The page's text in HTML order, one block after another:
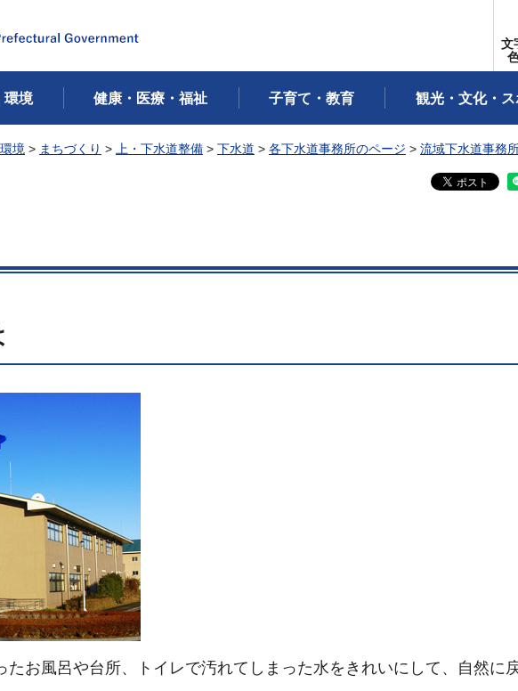
文
環境 健康・医療・福祉 子育て・教育 観光・文化・ス
境 > まちづくり > 上・下水道整備 > 下水道 > 各下水道事務所のページ > 流域下水道事務
お風呂や台所、トイレで汚れてしまった水をきれいにして、自然に